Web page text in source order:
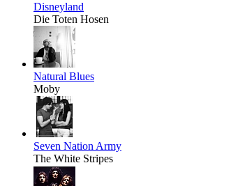
Disneyland
Die Toten Hosen
Natural Blues
Moby
Seven Nation Army
The White Stripes